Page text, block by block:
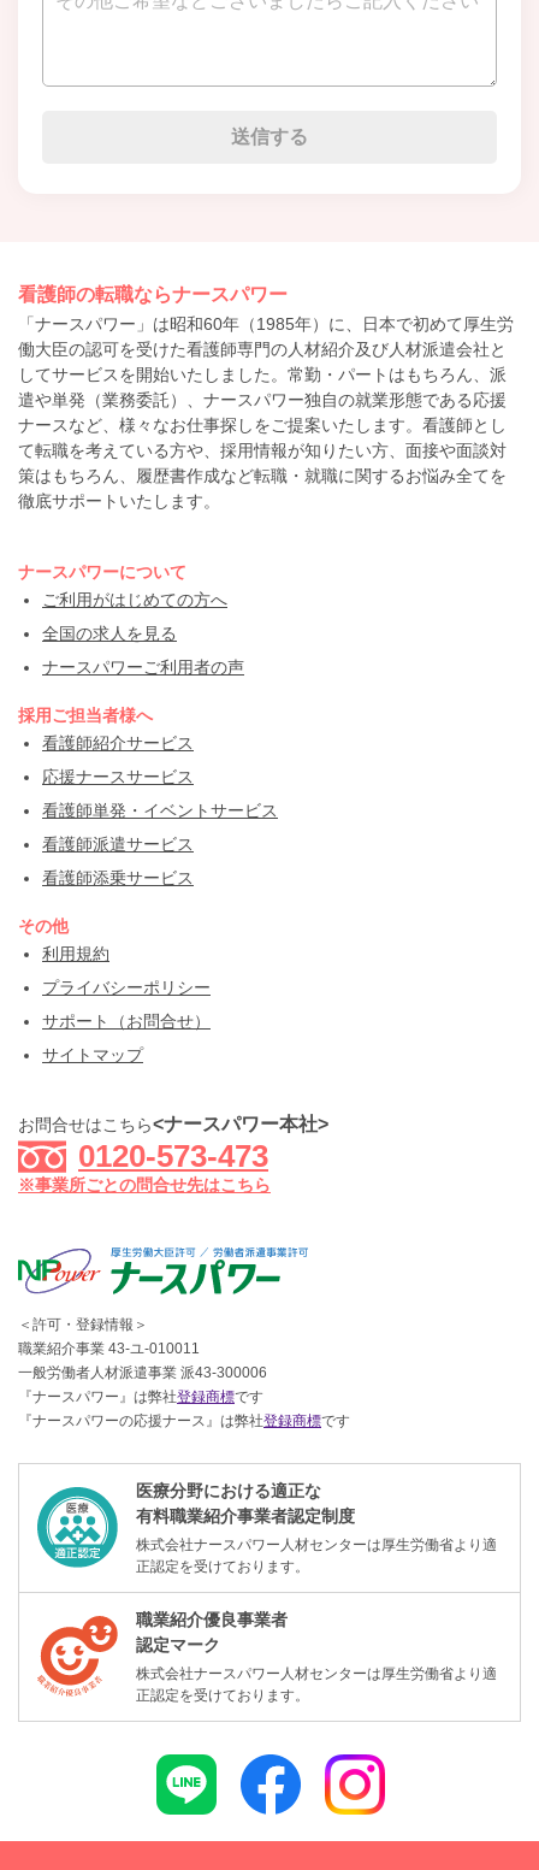
看護師の転職ならナースパワー
「ナースパワー」は昭和60年（1985年）に、日本で初めて厚生労
働大臣の認可を受けた看護師専門の人材紹介及び人材派遣会社と
してサービスを開始いたしました。常勤・パートはもちろん、派
遣や単発（業務委託）、ナースパワー独自の就業形態である応援
ナースなど、様々なお仕事探しをご提案いたします。看護師とし
て転職を考えている方や、採用情報が知りたい方、面接や面談対
策はもちろん、履歴書作成など転職・就職に関するお悩み全てを
徹底サポートいたします。
ナースパワーについて
ご利用がはじめての方へ
全国の求人を見る
ナースパワーご利用者の声
採用ご担当者様へ
看護師紹介サービス
応援ナースサービス
看護師単発・イベントサービス
看護師派遣サービス
看護師添乗サービス
その他
利用規約
プライバシーポリシー
サポート（お問合せ）
サイトマップ
お問合せはこちら<ナースパワー本社>
0120-573-473
※事業所ごとの問合せ先はこちら
＜許可・登録情報＞
職業紹介事業 43-ユ-010011
一般労働者人材派遣事業 派43-300006
『ナースパワー』は弊社登録商標です
『ナースパワーの応援ナース』は弊社登録商標です
医療分野における適正な
有料職業紹介事業者認定制度
株式会社ナースパワー人材センターは厚生労働省より適
正認定を受けております。
職業紹介優良事業者
認定マーク
株式会社ナースパワー人材センターは厚生労働省より適
正認定を受けております。